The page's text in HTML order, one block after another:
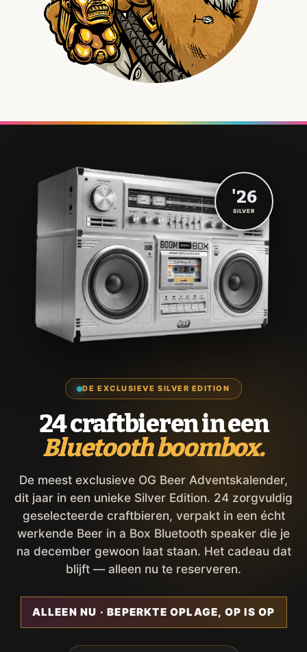
DE EXCLUSIEVE SILVER EDITION
24 craftbieren in een
Bluetooth boombox.
De meest exclusieve OG Beer Adventskalender,
dit jaar in een unieke Silver Edition. 24 zorgvuldig
geselecteerde craftbieren, verpakt in een écht
werkende Beer in a Box Bluetooth speaker die je
na december gewoon laat staan. Het cadeau dat
blijft — alleen nu te reserveren.
ALLEEN NU · BEPERKTE OPLAGE, OP IS OP
'26
SILVER